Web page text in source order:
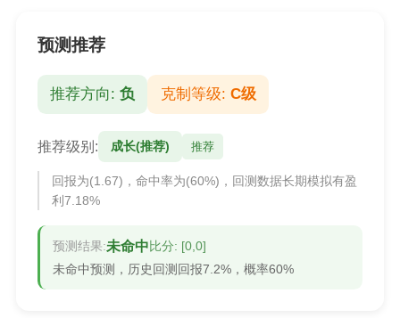
预测推荐
推荐方向:负 克制等级: C级
推荐级别: 成长(推荐) 推荐
回报为(1.67)，命中率为(60%)，回测数据长期模拟有盈
利7.18%
预测结果:未命中比分: [0,0]
未命中预测，历史回测回报7.2%，概率60%